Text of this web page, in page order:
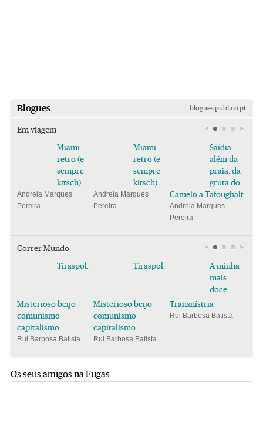
Blogues blogues.publico.pt
Em viagem
Miami
retro (e
sempre
kitsch)
Andreia Marques
Pereira
Miami
retro (e
sempre
kitsch)
Andreia Marques
Pereira
Saïdia
além da
praia: da
gruta do
Camelo a Tafoughalt
Andreia Marques
Pereira
Correr Mundo
Tiraspol:
Misterioso beijo
comunismo-
capitalismo
Rui Barbosa Batista
Tiraspol:
Misterioso beijo
comunismo-
capitalismo
Rui Barbosa Batista
A minha
mais
doce
Transnístria
Rui Barbosa Batista
Os seus amigos na Fugas